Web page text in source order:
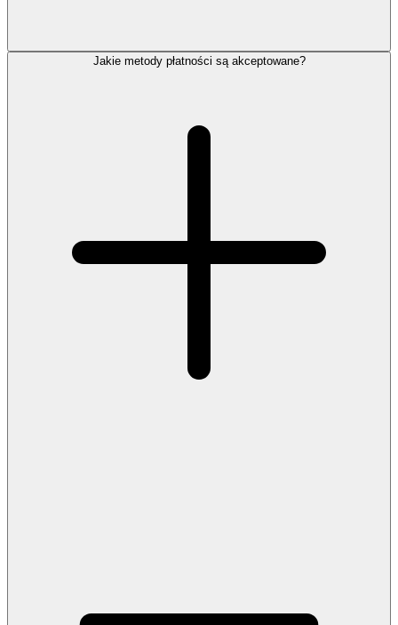
Jakie metody płatności są akceptowane?